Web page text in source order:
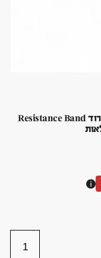
אלסטיבנד רצועת יוגה נמתחת מספרים ורוד Resistance Band